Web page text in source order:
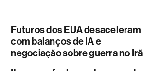
Futuros dos EUA desaceleram
com balanços de IA e
negociação sobre guerra no Irã